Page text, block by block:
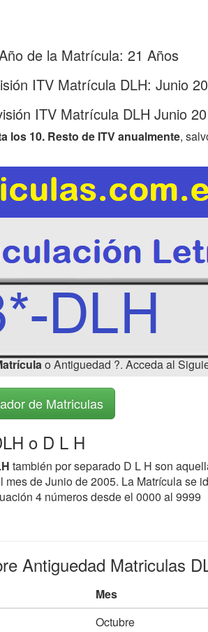
de la Matrícula: 21 Años
ITV Matrícula DLH: Junio
ITV Matrícula DLH Junio
los 10. Resto de ITV anualmente,
o Antiguedad ?. Acceda al
de Matriculas
o D L H
también por separado D L H son
mes de Junio de 2005. La Matrícula se
4 números desde el 0000 al 9999
Antiguedad Matriculas
Mes
Octubre